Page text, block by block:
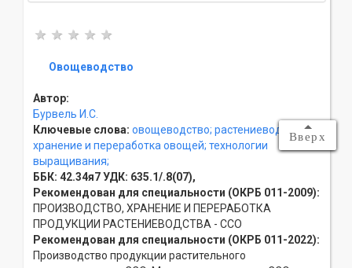
Овощеводство
Автор:
Бурвель И.С.
Ключевые слова: овощеводство; растениеводство;
хранение и переработка овощей; технологии
выращивания;
ББК: 42.34я7УДК: 635.1/.8(07),
Рекомендован для специальности (ОКРБ 011-2009):
ПРОИЗВОДСТВО, ХРАНЕНИЕ И ПЕРЕРАБОТКА
ПРОДУКЦИИ РАСТЕНИЕВОДСТВА - ССO
Рекомендован для специальности (ОКРБ 011-2022):
Производство продукции растительного
Вверх